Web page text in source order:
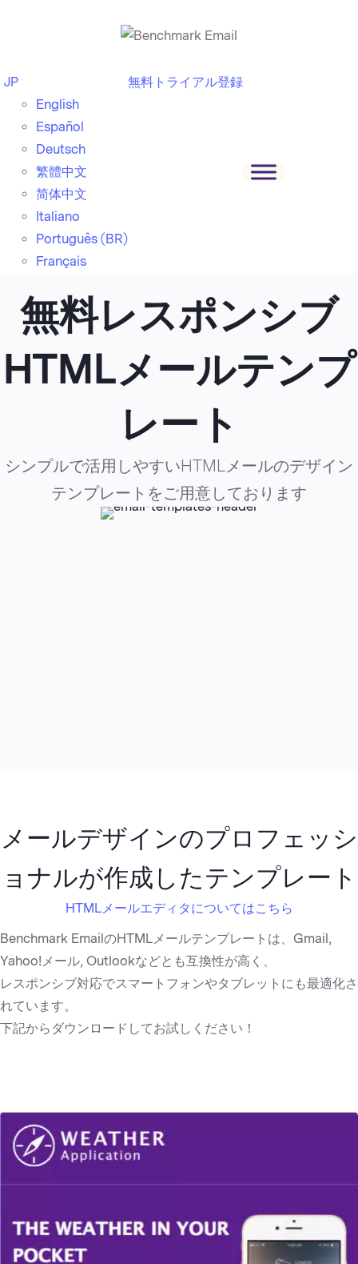
JP
English
Español
Deutsch
繁體中文
简体中文
Italiano
Português (BR)
Français
無料トライアル登録
無料レスポンシブ
HTMLメールテンプ
レート
シンプルで活用しやすいHTMLメールのデザイン
テンプレートをご用意しております
メールデザインのプロフェッシ
ョナルが作成したテンプレート
HTMLメールエディタについてはこちら
Benchmark EmailのHTMLメールテンプレートは、Gmail,
Yahoo!メール, Outlookなどとも互換性が高く、
レスポンシブ対応でスマートフォンやタブレットにも最適化さ
れています。
下記からダウンロードしてお試しください！
プレビュー